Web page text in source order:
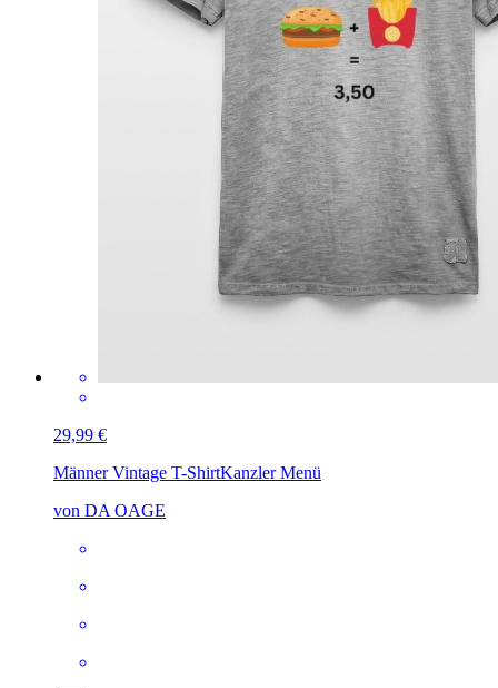
29,99 €
Männer Vintage T-ShirtKanzler Menü
von DA OAGE